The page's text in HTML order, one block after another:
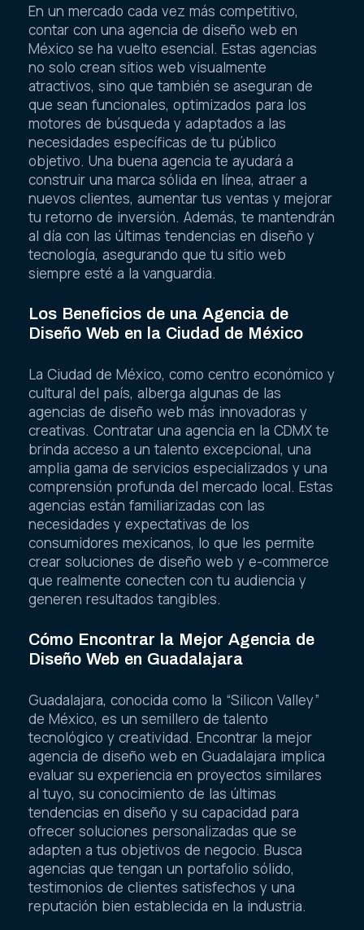
En un mercado cada vez más competitivo,
contar con una agencia de diseño web en
México se ha vuelto esencial. Estas agencias
no solo crean sitios web visualmente
atractivos, sino que también se aseguran de
que sean funcionales, optimizados para los
motores de búsqueda y adaptados a las
necesidades específicas de tu público
objetivo. Una buena agencia te ayudará a
construir una marca sólida en línea, atraer a
nuevos clientes, aumentar tus ventas y mejorar
tu retorno de inversión. Además, te mantendrán
al día con las últimas tendencias en diseño y
tecnología, asegurando que tu sitio web
siempre esté a la vanguardia.
Los Beneficios de una Agencia de
Diseño Web en la Ciudad de México
La Ciudad de México, como centro económico y
cultural del país, alberga algunas de las
agencias de diseño web más innovadoras y
creativas. Contratar una agencia en la CDMX te
brinda acceso a un talento excepcional, una
amplia gama de servicios especializados y una
comprensión profunda del mercado local. Estas
agencias están familiarizadas con las
necesidades y expectativas de los
consumidores mexicanos, lo que les permite
crear soluciones de diseño web y e-commerce
que realmente conecten con tu audiencia y
generen resultados tangibles.
Cómo Encontrar la Mejor Agencia de
Diseño Web en Guadalajara
Guadalajara, conocida como la “Silicon Valley”
de México, es un semillero de talento
tecnológico y creatividad. Encontrar la mejor
agencia de diseño web en Guadalajara implica
evaluar su experiencia en proyectos similares
al tuyo, su conocimiento de las últimas
tendencias en diseño y su capacidad para
ofrecer soluciones personalizadas que se
adapten a tus objetivos de negocio. Busca
agencias que tengan un portafolio sólido,
testimonios de clientes satisfechos y una
reputación bien establecida en la industria.